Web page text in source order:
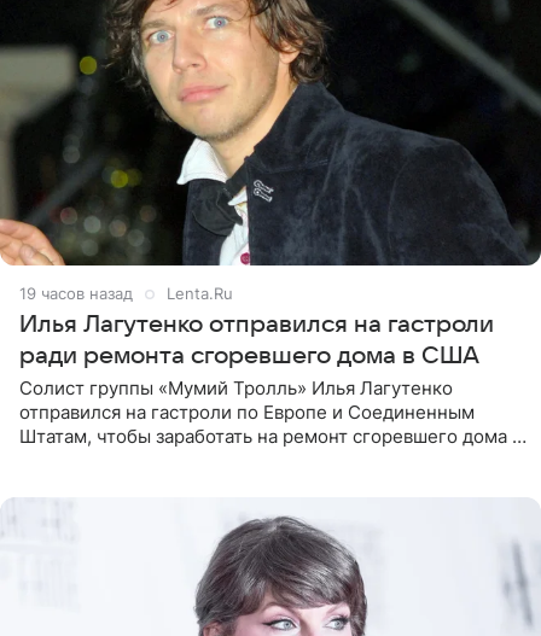
19 часов назад Lenta.Ru
Илья Лагутенко отправился на гастроли
ради ремонта сгоревшего дома в США
Солист группы «Мумий Тролль» Илья Лагутенко
отправился на гастроли по Европе и Соединенным
Штатам, чтобы заработать на ремонт сгоревшего дома в